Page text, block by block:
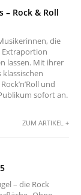
– Rock & Roll
die
Extraportion
lassen. Mit ihrer
und
sofort an.
ZUM ARTIKEL +
– die Rock